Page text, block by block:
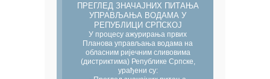
ПРЕГЛЕД ЗНАЧАЈНИХ ПИТАЊА
УПРАВЉАЊА ВОДАМА У
РЕПУБЛИЦИ СРПСКОЈ
У процесу ажурирања првих
Планова управљања водама на
обласним ријечним сливовима
(дистриктима) Републике Српске,
урађени су: